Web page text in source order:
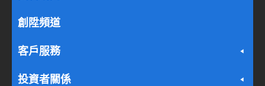
創陞頻道
客戶服務
投資者關係